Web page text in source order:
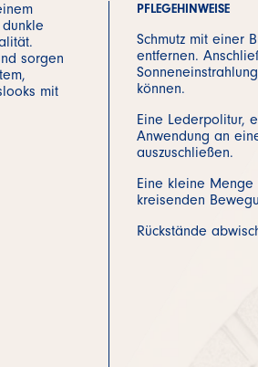
sorgen
mit
PFLEGEHINWEISE
Schmutz mit einer
entfernen.
können.
Eine Lederpolitur,
Anwendung an
auszuschließen.
Eine kleine Menge
kreisenden
Rückstände